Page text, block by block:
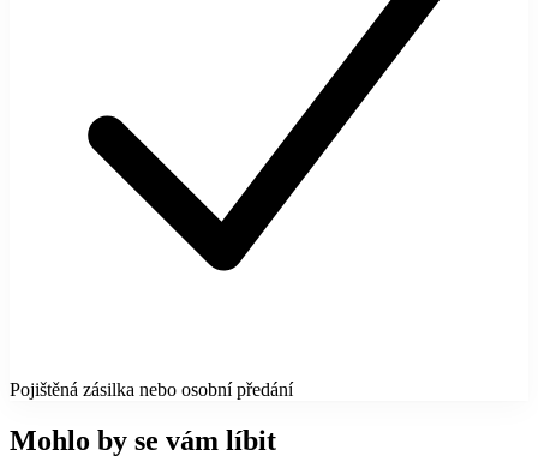
Pojištěná zásilka nebo osobní předání
Mohlo by se vám líbit